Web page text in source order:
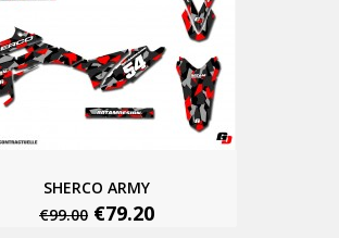
SHERCO ARMY
€99.00 €79.20